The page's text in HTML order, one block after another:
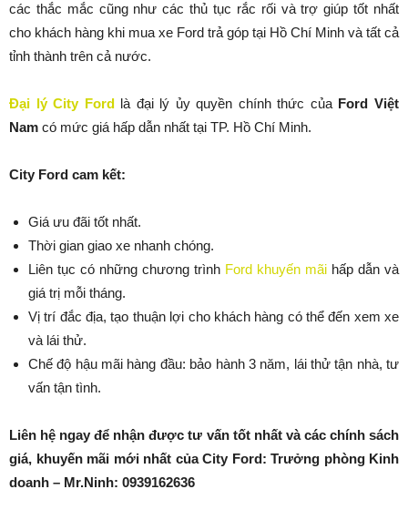
các thắc mắc cũng như các thủ tục rắc rối và trợ giúp tốt nhất
cho khách hàng khi mua xe Ford trả góp tại Hồ Chí Minh và tất cả
tỉnh thành trên cả nước.
Đại lý City Fordlà đại lý ủy quyền chính thức của Ford Việt
Nam có mức giá hấp dẫn nhất tại TP. Hồ Chí Minh.
City Ford cam kết:
Giá ưu đãi tốt nhất.
Thời gian giao xe nhanh chóng.
Liên tục có những chương trình Ford khuyến mãi hấp dẫn và
giá trị mỗi tháng.
Vị trí đắc địa, tạo thuận lợi cho khách hàng có thể đến xem xe
và lái thử.
Chế độ hậu mãi hàng đầu: bảo hành 3 năm, lái thử tận nhà, tư
vấn tận tình.
Liên hệ ngay để nhận được tư vấn tốt nhất và các chính sách
giá, khuyến mãi mới nhất của City Ford: Trưởng phòng Kinh
doanh – Mr.Ninh: 0939162636